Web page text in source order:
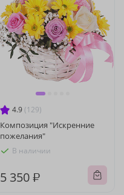
4.9 (129)
Композиция "Искренние
пожелания"
В наличии
5 350 ₽